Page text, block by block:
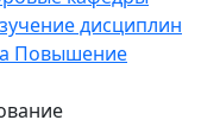
дисциплин
Повышение